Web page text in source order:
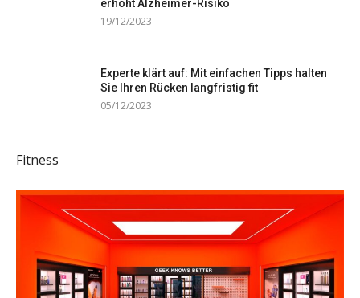
erhöht Alzheimer-Risiko
19/12/2023
Experte klärt auf: Mit einfachen Tipps halten
Sie Ihren Rücken langfristig fit
05/12/2023
Fitness